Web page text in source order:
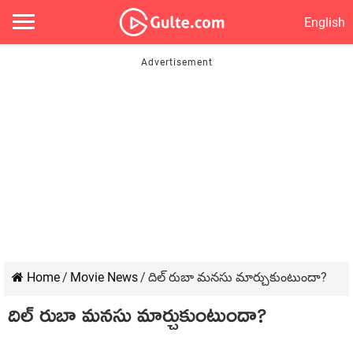
English
Home/ Movie News/ దిల్ రుబా మనసు మార్చుకుంటుందా?
దిల్ రుబా మనసు మార్చుకుంటుందా?